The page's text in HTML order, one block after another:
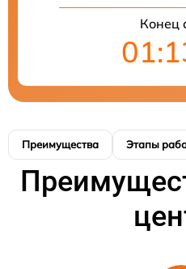
Конец
Преимущества Этапы